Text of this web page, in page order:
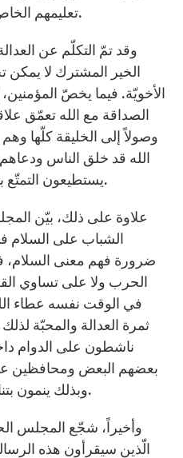
تعليمهم الخاص فيما يخصّ العدالة والسلام.
وقد تمّ التكلّم عن
الخير المشترك لا يمكن
الأخويّة. فيما يخصّ
الصداقة مع الله تعمّق
وصولاً إلى الخليقة كلّها
الله قد خلق الناس ودعاهم
يستطيعون التمتّع بتناغم بين حقوقهم وواجباتهم.
علاوة على ذلك، بيّن
الشباب على السلام
ضرورة فهم معنى السلام،
الحرب ولا على تساوي
في الوقت نفسه عطاء
ثمرة العدالة والمحبّة
ناشطون على الدوام
بعضهم البعض ومحافظين
وبذلك ينمون بتناغم ويبتعدون عن الصراعات.
وأخيراً، شجّع المجلس
الّذين سيقرأون هذه